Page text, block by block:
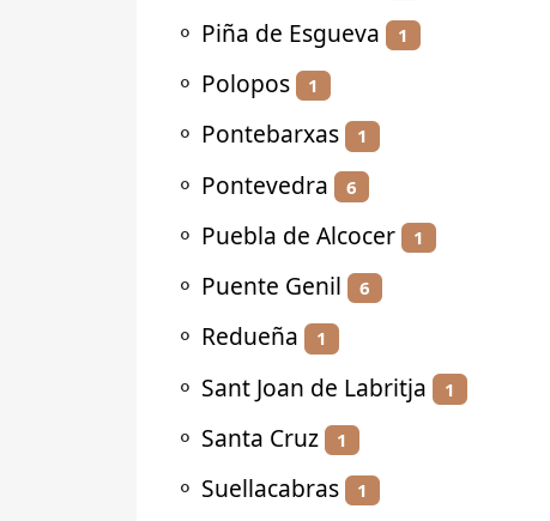
⚬ Piña de Esgueva 1
⚬ Polopos 1
⚬ Pontebarxas 1
⚬ Pontevedra 6
⚬ Puebla de Alcocer 1
⚬ Puente Genil 6
⚬ Redueña 1
⚬ Sant Joan de Labritja 1
⚬ Santa Cruz 1
⚬ Suellacabras 1